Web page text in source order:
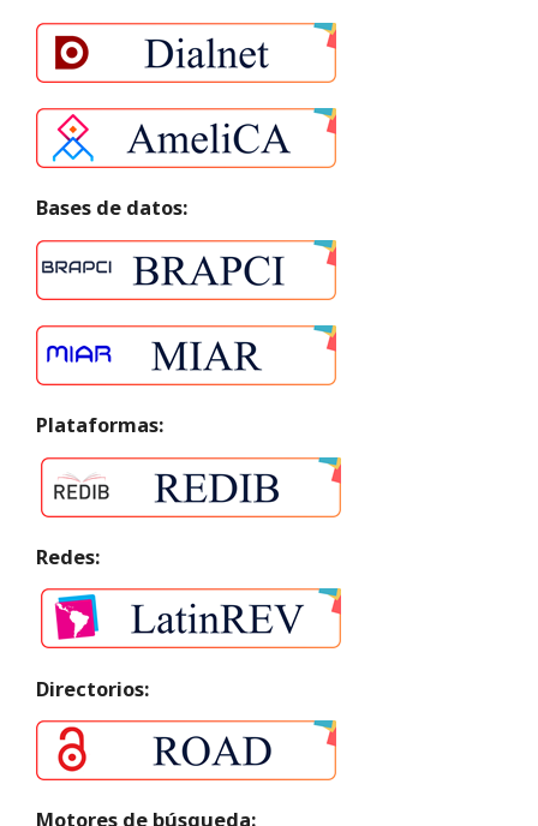
Bases de datos:
Plataformas:
Redes:
Directorios:
Motores de búsqueda: